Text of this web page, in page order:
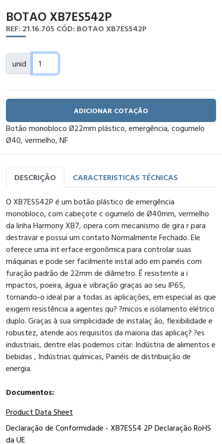
BOTAO XB7ES542P
REF: 21.16.705 CÓD: BOTAO XB7ES542P
unid
ADICIONAR COTAÇÃO
Botão monobloco Ø22mm plástico, emergência, cogumelo
Ø40, vermelho, NF
DESCRIÇÃO CARACTERISTICAS TÉCNICAS
O XB7ES542P é um botão plástico de emergência
monobloco, com cabeçote c ogumelo de Ø40mm, vermelho
da linha Harmony XB7, opera com mecanismo de gira r para
destravar e possui um contato Normalmente Fechado. Ele
oferece uma int erface ergonômica para controlar suas
máquinas e pode ser facilmente instal ado em painéis com
furação padrão de 22mm de diâmetro. É resistente a i
mpactos, poeira, água e vibração graças ao seu IP65,
tornando-o ideal par a todas as aplicações, em especial as que
exigem resistência a agentes qu? ?micos e isolamento elétrico
duplo. Graças à sua simplicidade de instalaç ão, flexibilidade e
robustez, atende aos requisitos da maioria das aplicaç? ?es
industriais, dentre elas podemos citar: Indústria de alimentos e
bebidas , Indústrias químicas, Painéis de distribuição de
energia.
Documentos:
Product Data Sheet
Declaração de Conformidade - XB7ES54 2P Declaração RoHS
da UE